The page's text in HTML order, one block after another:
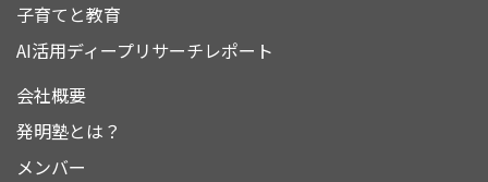
子育てと教育
AI活用ディープリサーチレポート
会社概要
発明塾とは？
メンバー